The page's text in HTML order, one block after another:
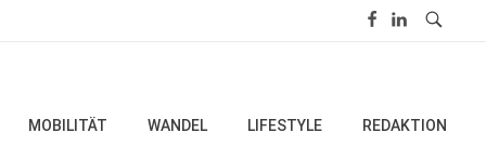
MOBILITÄT WANDEL LIFESTYLE REDAKTION